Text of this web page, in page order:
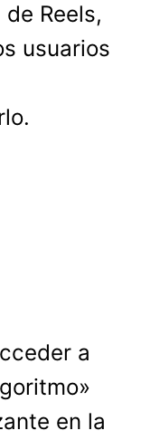
Reels,
usuarios
a
en la